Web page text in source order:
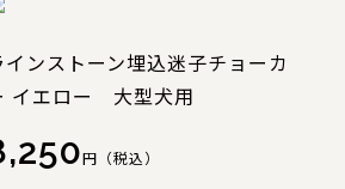
インストーン埋込迷子チョーカ
イエロー 大型犬用
円（税込）